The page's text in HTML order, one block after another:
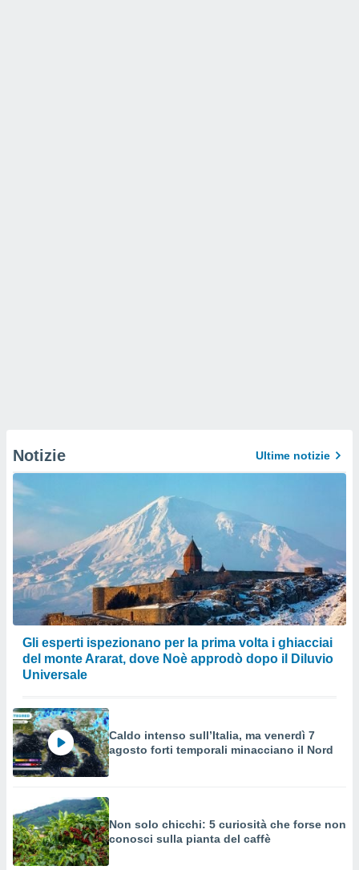
Notizie Ultime notizie
Gli esperti ispezionano per la prima volta i ghiacciai
del monte Ararat, dove Noè approdò dopo il Diluvio
Universale
Caldo intenso sull’Italia, ma venerdì 7
agosto forti temporali minacciano il Nord
Non solo chicchi: 5 curiosità che forse non
conosci sulla pianta del caffè